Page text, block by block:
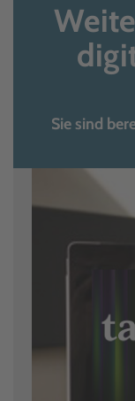
Sie sind